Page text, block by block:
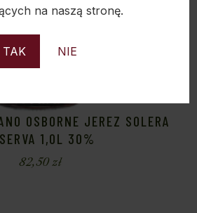
na naszą stronę.
TAK NIE
OSBORNE JEREZ SOLERA
1,0L 30%
82,50zł